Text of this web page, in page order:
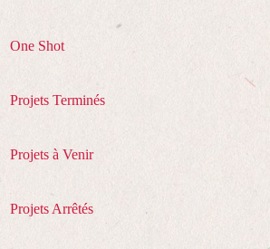
One Shot
Projets Terminés
Projets à Venir
Projets Arrêtés